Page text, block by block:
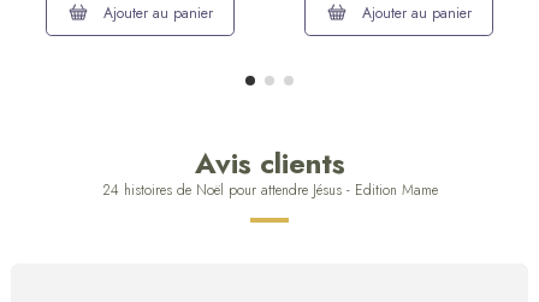
Ajouter au panier Ajouter au panier
Avis clients
24 histoires de Noël pour attendre Jésus - Edition Mame